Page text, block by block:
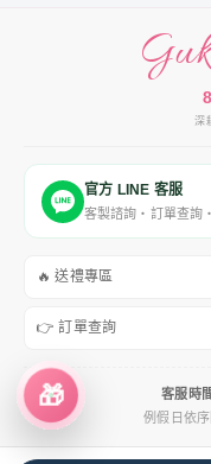
深
官方 LINE 客服
客製諮詢・訂單查詢
🔥 送禮專區
👉 訂單查詢
客服時
例假日依序
🎁